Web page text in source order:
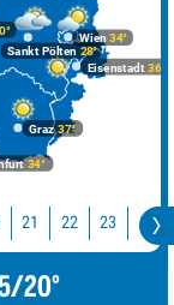
Graz37°
34°
Wien 34°
Eisenstadt 36°
Sankt Pölten 28°
21 22 23 0
20°